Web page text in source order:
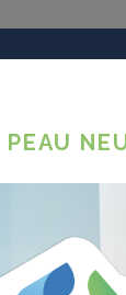
veuillez